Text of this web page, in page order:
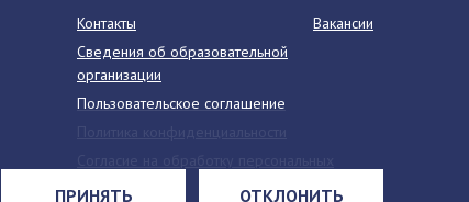
ПРИНЯТЬ ОТКЛОНИТЬ
Контакты
Вакансии
Сведения об образовательной
организации
Пользовательское соглашение